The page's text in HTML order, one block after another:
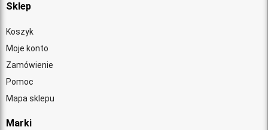
Sklep
Koszyk
Moje konto
Zamówienie
Pomoc
Mapa sklepu
Marki